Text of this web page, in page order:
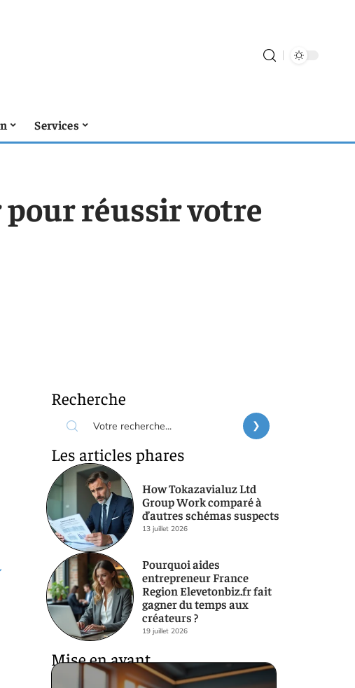
Services
réussir votre
Recherche
Les articles phares
How Tokazavialuz Ltd
Group Work comparé à
d’autres schémas suspects
13 juillet 2026
Pourquoi aides
entrepreneur France
Region Elevetonbiz.fr fait
gagner du temps aux
créateurs ?
19 juillet 2026
Mise en avant